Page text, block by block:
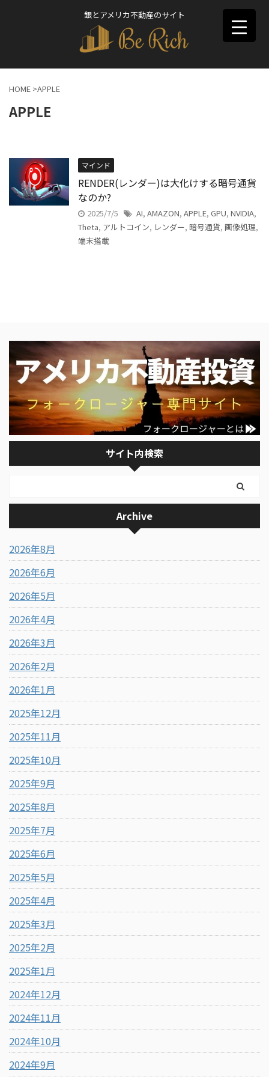
銀とアメリカ不動産のサイト
HOME >APPLE
APPLE
マインド
RENDER(レンダー)は大化けする暗号通貨
なのか?
2025/7/5 AI, AMAZON, APPLE, GPU, NVIDIA,
Theta, アルトコイン, レンダー, 暗号通貨, 画像処理,
端末搭載
サイト内検索
Archive
2026年8月
2026年6月
2026年5月
2026年4月
2026年3月
2026年2月
2026年1月
2025年12月
2025年11月
2025年10月
2025年9月
2025年8月
2025年7月
2025年6月
2025年5月
2025年4月
2025年3月
2025年2月
2025年1月
2024年12月
2024年11月
2024年10月
2024年9月